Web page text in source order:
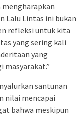
mengharapkan
Lalu Lintas ini bukan
refleksi untuk kita
yang sering kali
yang
masyarakat.”
santunan
nilai mencapai
bahwa meskipun